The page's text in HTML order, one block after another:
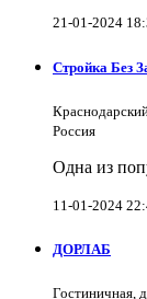
21-01-2024
Стройка Без
Россия
Одна из
11-01-2024
ДОРЛАБ
Гостиничная,